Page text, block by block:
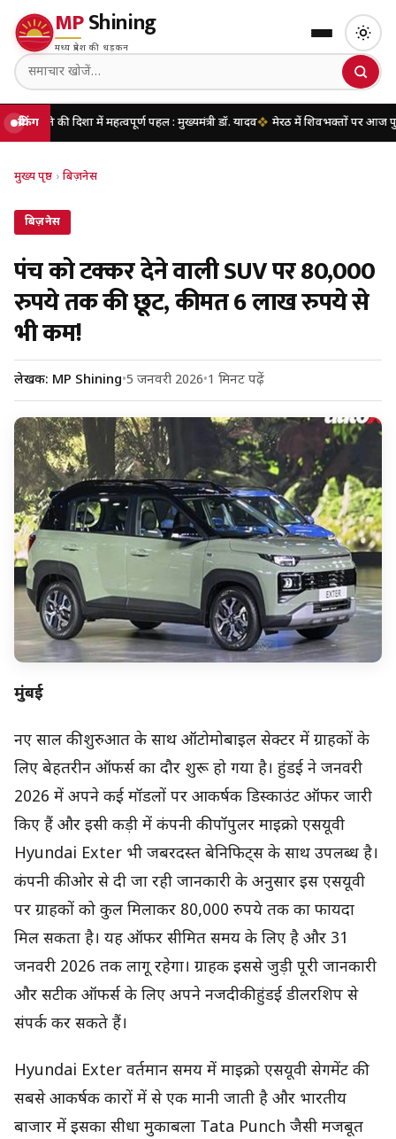
MPShining
मध्य प्रदेश की धड़कन
ब्रेकिंग
दिशा में महत्वपूर्ण पहल : मुख्यमंत्री डॉ. यादव मेरठ में शिवभक्तों पर आज पुष्पवर्षा करेंगे
मुख्य पृष्ठ › बिज़नेस
बिज़नेस
पंच को टक्कर देने वाली SUV पर 80,000
रुपये तक की छूट, कीमत 6 लाख रुपये से
भी कम!
लेखक: MP Shining•5 जनवरी 2026•1 मिनट पढ़ें
मुंबई
नए साल की शुरुआत के साथ ऑटोमोबाइल सेक्टर में ग्राहकों के
लिए बेहतरीन ऑफर्स का दौर शुरू हो गया है। हुंडई ने जनवरी
2026 में अपने कई मॉडलों पर आकर्षक डिस्काउंट ऑफर जारी
किए हैं और इसी कड़ी में कंपनी की पॉपुलर माइक्रो एसयूवी
Hyundai Exter भी जबरदस्त बेनिफिट्स के साथ उपलब्ध है।
कंपनी की ओर से दी जा रही जानकारी के अनुसार इस एसयूवी
पर ग्राहकों को कुल मिलाकर 80,000 रुपये तक का फायदा
मिल सकता है। यह ऑफर सीमित समय के लिए है और 31
जनवरी 2026 तक लागू रहेगा। ग्राहक इससे जुड़ी पूरी जानकारी
और सटीक ऑफर्स के लिए अपने नजदीकी हुंडई डीलरशिप से
संपर्क कर सकते हैं।
Hyundai Exter वर्तमान समय में माइक्रो एसयूवी सेगमेंट की
सबसे आकर्षक कारों में से एक मानी जाती है और भारतीय
बाजार में इसका सीधा मुकाबला Tata Punch जैसी मजबूत